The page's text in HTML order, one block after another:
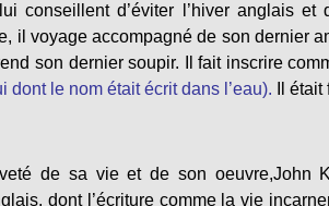
conseillent d’éviter l’hiver anglais
il voyage accompagné de son dernier
son dernier soupir. Il fait inscrire
dont le nom était écrit dans l’eau). Il
de sa vie et de son oeuvre,John
dont l’écriture comme la vie